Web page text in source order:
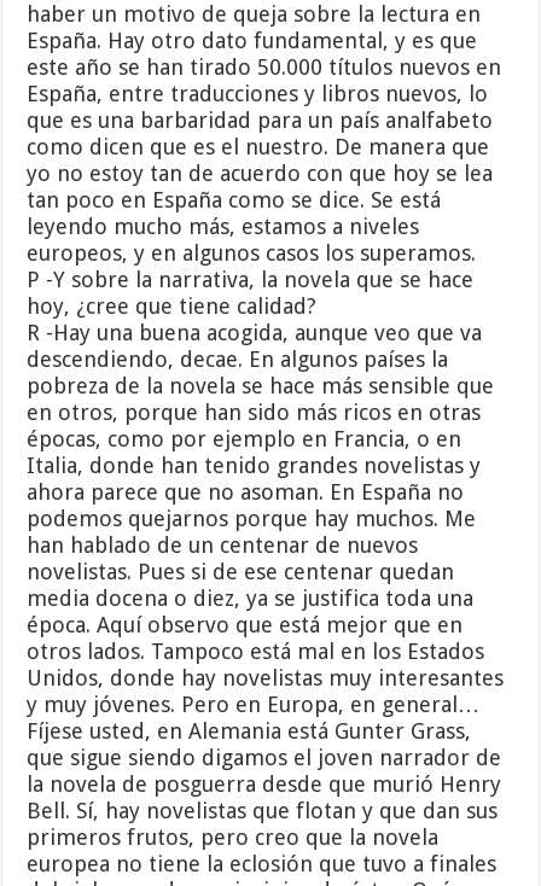
haber un motivo de queja sobre la lectura en
España. Hay otro dato fundamental, y es que
este año se han tirado 50.000 títulos nuevos en
España, entre traducciones y libros nuevos, lo
que es una barbaridad para un país analfabeto
como dicen que es el nuestro. De manera que
yo no estoy tan de acuerdo con que hoy se lea
tan poco en España como se dice. Se está
leyendo mucho más, estamos a niveles
europeos, y en algunos casos los superamos.
P -Y sobre la narrativa, la novela que se hace
hoy, ¿cree que tiene calidad?
R -Hay una buena acogida, aunque veo que va
descendiendo, decae. En algunos países la
pobreza de la novela se hace más sensible que
en otros, porque han sido más ricos en otras
épocas, como por ejemplo en Francia, o en
Italia, donde han tenido grandes novelistas y
ahora parece que no asoman. En España no
podemos quejarnos porque hay muchos. Me
han hablado de un centenar de nuevos
novelistas. Pues si de ese centenar quedan
media docena o diez, ya se justifica toda una
época. Aquí observo que está mejor que en
otros lados. Tampoco está mal en los Estados
Unidos, donde hay novelistas muy interesantes
y muy jóvenes. Pero en Europa, en general…
Fíjese usted, en Alemania está Gunter Grass,
que sigue siendo digamos el joven narrador de
la novela de posguerra desde que murió Henry
Bell. Sí, hay novelistas que flotan y que dan sus
primeros frutos, pero creo que la novela
europea no tiene la eclosión que tuvo a finales